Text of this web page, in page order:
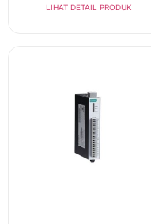
LIHAT DETAIL PRODUK